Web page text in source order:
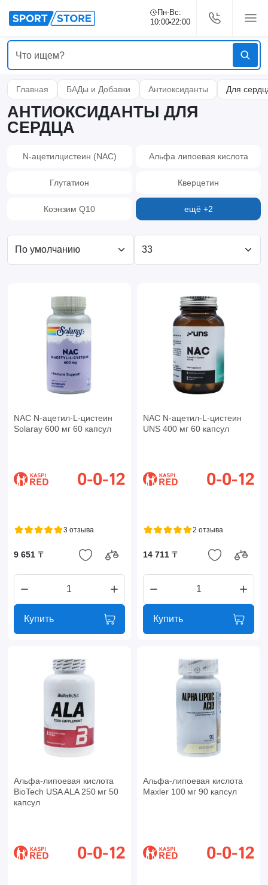
Пн-Вс:
10:00 22:00
Главная БАДы и Добавки Антиоксиданты Для
АНТИОКСИДАНТЫ ДЛЯ
СЕРДЦА
N-ацетилцистеин (NAC) Альфа липоевая кислота
Глутатион Кверцетин
Коэнзим Q10 ещё +2
NAC N-ацетил-L-цистеин
Solaray 600 мг 60 капсул
3 отзыва
9 651 ₸
Купить
NAC N-ацетил-L-цистеин
UNS 400 мг 60 капсул
2 отзыва
14 711 ₸
Купить
Альфа-липоевая кислота
BioTech USA ALA 250 мг 50
капсул
Альфа-липоевая кислота
Maxler 100 мг 90 капсул